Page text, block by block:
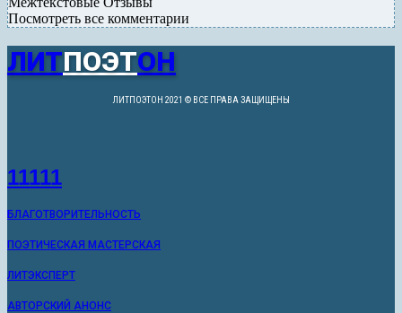
Посмотреть все комментарии
ЛИТПОЭТОН
ЛИТПОЭТОН 2021 © ВСЕ ПРАВА ЗАЩИЩЕНЫ
11111
БЛАГОТВОРИТЕЛЬНОСТЬ
ПОЭТИЧЕСКАЯ МАСТЕРСКАЯ
ЛИТЭКСПЕРТ
АВТОРСКИЙ АНОНС